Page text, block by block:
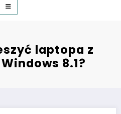
laptopa z
8.1?